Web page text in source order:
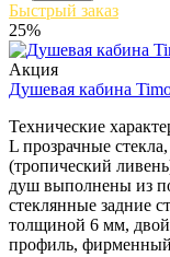
Быстрый заказ
25%
Акция
Душевая кабина
Технические
L прозрачные
(тропический
душ выполнены из
стеклянные задние
толщиной 6 мм,
профиль,